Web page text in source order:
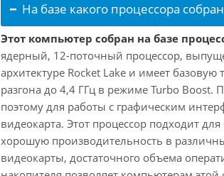
На базе какого процессора
Этот компьютер собран на базе
ядерный, 12-поточный процессор,
архитектуре Rocket Lake и имеет
разгона до 4,4 ГГц в режиме Turbo Boost.
поэтому для работы с графическим
видеокарта. Этот процессор подходит
хорошую производительность в
видеокарты, достаточного объема